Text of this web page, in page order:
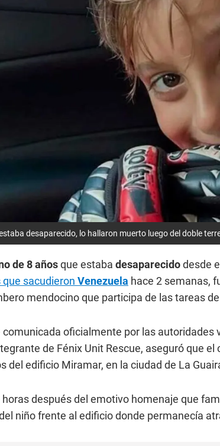
desaparecido, lo hallaron muerto luego del doble
de 8 añosque estaba desaparecidodesde
que sacudieron Venezuela hace 2 semanas,
mendocino que participa de las tareas
oficialmente por las autoridades
de Fénix Unit Rescue, aseguró que el
del edificio Miramar, en la ciudad de La
después del emotivo homenaje que
niño frente al edificio donde permanecía